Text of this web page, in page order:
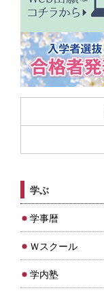
学ぶ
学事暦
Ｗスクール
学内塾